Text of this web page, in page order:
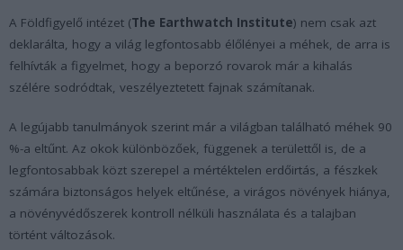
A Földfigyelő intézet (The Earthwatch Institute) nem csak azt
deklarálta, hogy a világ legfontosabb élőlényei a méhek, de arra is
felhívták a figyelmet, hogy a beporzó rovarok már a kihalás
szélére sodródtak, veszélyeztetett fajnak számítanak.
A legújabb tanulmányok szerint már a világban található méhek 90
%-a eltűnt. Az okok különbözőek, függenek a területtől is, de a
legfontosabbak közt szerepel a mértéktelen erdőirtás, a fészkek
számára biztonságos helyek eltűnése, a virágos növények hiánya,
a növényvédőszerek kontroll nélküli használata és a talajban
történt változások.